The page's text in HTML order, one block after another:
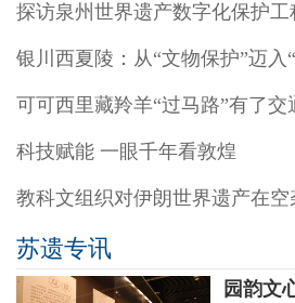
可可西里藏羚羊“过马路”有了交
科技赋能 一眼千年看敦煌
教科文组织对伊朗世界遗产在空
苏遗专讯
园韵文